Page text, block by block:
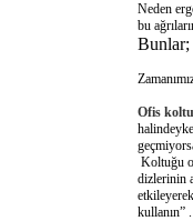
Neden
bu
Bunlar;
Ofis
Koltuğu
dizlerinin
kullanın” .